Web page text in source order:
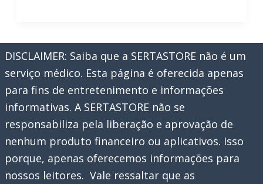
Gratuitamente
DISCLAIMER: Saiba que a SERTASTORE não é um
serviço médico. Esta página é oferecida apenas
para fins de entretenimento e informações
informativas. A SERTASTORE não se
responsabiliza pela liberação e aprovação de
nenhum produto financeiro ou aplicativos. Isso
porque, apenas oferecemos informações para
nossos leitores. Vale ressaltar que as